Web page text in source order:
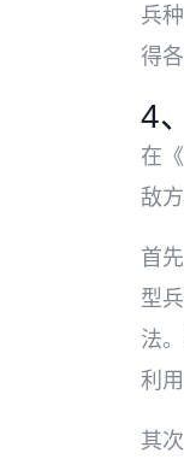
兵
得
4
在
敌
首
型
法
利
其